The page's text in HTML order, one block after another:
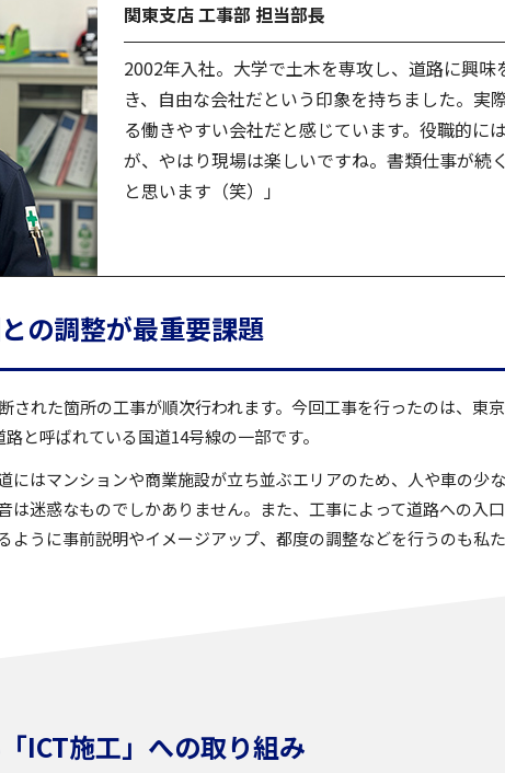
関東支店 工事部 担当部長
2002年入社。大学で土木を専攻し、道路に興
き、自由な会社だという印象を持ちました。実
る働きやすい会社だと感じています。役職的に
が、やはり現場は楽しいですね。書類仕事が続
と思います（笑）」
の調整が最重要課題
された箇所の工事が順次行われます。今回工事を行ったのは、東
と呼ばれている国道14号線の一部です。
にはマンションや商業施設が立ち並ぶエリアのため、人や車の少
は迷惑なものでしかありません。また、工事によって道路への入
うに事前説明やイメージアップ、都度の調整などを行うのも私た
ICT施工」への取り組み